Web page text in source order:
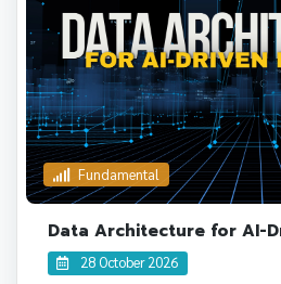
Fundamental
Data Architecture for AI-
28 October 2026